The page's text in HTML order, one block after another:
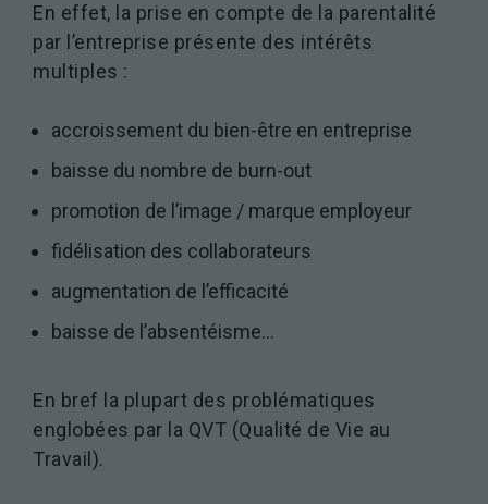
En effet, la prise en compte de la parentalité
par l’entreprise présente des intérêts
multiples :
accroissement du bien-être en entreprise
baisse du nombre de burn-out
promotion de l’image / marque employeur
fidélisation des collaborateurs
augmentation de l’efficacité
baisse de l’absentéisme…
En bref la plupart des problématiques
englobées par la QVT (Qualité de Vie au
Travail).
puissions
améliorer la
site Web, en
la façon dont
est utilisé.
Experience
possible lors
de votre visite.
Si vous